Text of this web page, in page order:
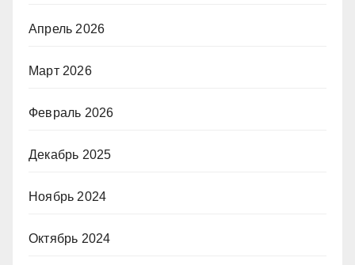
Апрель 2026
Март 2026
Февраль 2026
Декабрь 2025
Ноябрь 2024
Октябрь 2024